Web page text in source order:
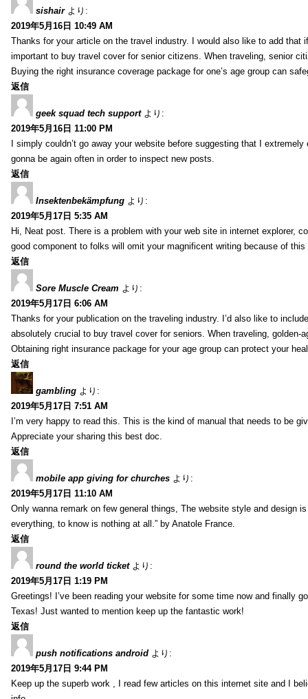
sishair より:
2019年5月16日 10:49 AM
Thanks for your article on the travel industry. I would also like to add that
important to buy travel cover for senior citizens. When traveling, senior
Buying the right insurance coverage package for one’s age group can
返信
geek squad tech support より:
2019年5月16日 11:00 PM
I simply couldn’t go away your website before suggesting that I
gonna be again often in order to inspect new posts.
返信
Insektenbekämpfung より:
2019年5月17日 5:35 AM
Hi, Neat post. There is a problem with your web site in internet explorer,
good component to folks will omit your magnificent writing because of this
返信
Sore Muscle Cream より:
2019年5月17日 6:06 AM
Thanks for your publication on the traveling industry. I’d also like to
absolutely crucial to buy travel cover for seniors. When traveling, golden-
Obtaining right insurance package for your age group can protect your
返信
gambling より:
2019年5月17日 7:51 AM
I’m very happy to read this. This is the kind of manual that needs to be
Appreciate your sharing this best doc.
返信
mobile app giving for churches より:
2019年5月17日 11:10 AM
Only wanna remark on few general things, The website style and design
everything, to know is nothing at all.” by Anatole France.
返信
round the world ticket より:
2019年5月17日 1:19 PM
Greetings! I’ve been reading your website for some time now and finally
Texas! Just wanted to mention keep up the fantastic work!
返信
push notifications android より:
2019年5月17日 9:44 PM
Keep up the superb work , I read few articles on this internet site and I